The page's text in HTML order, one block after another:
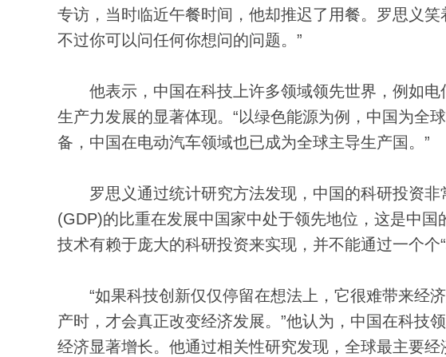
专访，当时临近午餐时间，他却推迟了用餐。罗思义笑
不过你可以问任何你想问的问题。”
他表示，中国在科技上许多领域领先世界，例如电
生产力发展的显著体现。“以绿色能源为例，中国为全
备，中国在电动汽车领域也已成为全球主导生产国。”
罗思义通过统计研究方法发现，中国的科研投资非
(GDP)的比重在发展中国家中处于领先地位，这是中
技术有赖于庞大的科研投资来实现，并不能通过一个个“
“如果科技创新仅仅停留在想法上，它很难带来经
产时，才会真正改变经济发展。”他认为，中国在科技
经济显著增长。他通过相关性研究发现，全球最主要